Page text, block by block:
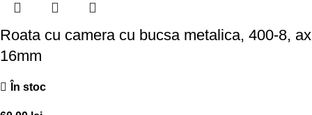
Roata cu camera cu bucsa metalica, 400-8, ax
16mm
În stoc